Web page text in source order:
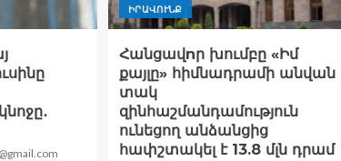
ԻՐԱՎՈՒՆՔ
Հանցավnր խումբը «Իմ
քայլը» հիմնադրամի անվան
տակ
զինհաշմանդամություն
ունեցող անձանցից
հափշտակել է 13.8 մլն դրամ